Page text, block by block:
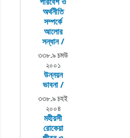
অর্থনীতি
সম্পর্কে
আলোর
সন্ধান /
৩৩৮.৯ চমউ
২০০১
উন্নয়ন
ভাবনা /
৩৩৮.৯ চহই
২০০৪
মহীয়সী
রোকেয়া